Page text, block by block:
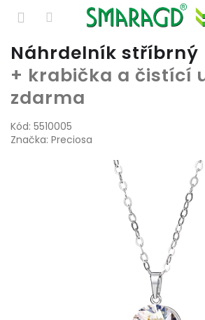
Přejít
obsah
Náhrdelník stříbrný
+ krabička a čistící
zdarma
Kód: 5510005
Značka: Preciosa